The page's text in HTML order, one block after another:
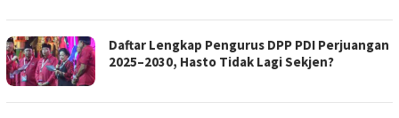
Daftar Lengkap Pengurus DPP PDI Perjuangan
2025–2030, Hasto Tidak Lagi Sekjen?